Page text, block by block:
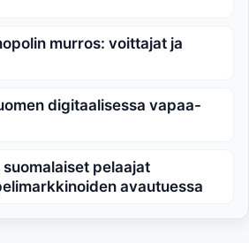
murros: voittajat ja
digitaalisessa vapaa-
pelaajat
avautuessa